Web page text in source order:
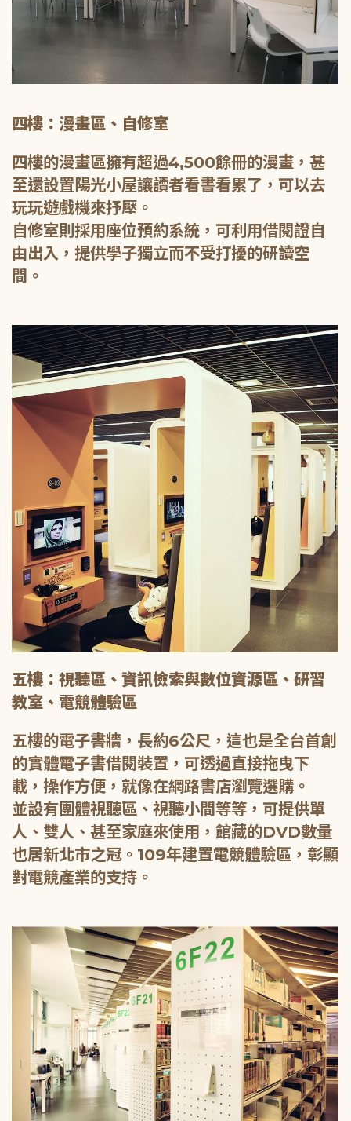
四樓：漫畫區、自修室
四樓的漫畫區擁有超過4,500餘冊的漫畫，甚
至還設置陽光小屋讓讀者看書看累了，可以去
玩玩遊戲機來抒壓。
自修室則採用座位預約系統，可利用借閱證自
由出入，提供學子獨立而不受打擾的研讀空
間。
五樓：視聽區、資訊檢索與數位資源區、研習
教室、電競體驗區
五樓的電子書牆，長約6公尺，這也是全台首創
的實體電子書借閱裝置，可透過直接拖曳下
載，操作方便，就像在網路書店瀏覽選購。
並設有團體視聽區、視聽小間等等，可提供單
人、雙人、甚至家庭來使用，館藏的DVD數量
也居新北市之冠。109年建置電競體驗區，彰顯
對電競產業的支持。